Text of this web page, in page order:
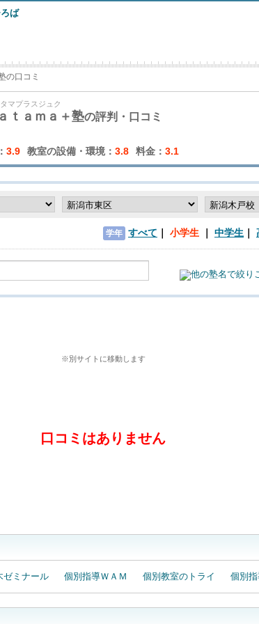
の口コミ
マプラスジュク
ｔａｍａ＋塾の評判・口コミ
3.9 教室の設備・環境： 3.8 料金： 3.1
学年 すべて 小学生 中学生
※別サイトに移動します
口コミはありません
ゼミナール 個別指導ＷＡＭ 個別教室のトライ 個別